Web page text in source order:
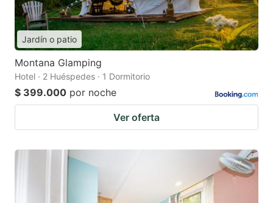
Jardín o patio
Montana Glamping
Hotel · 2 Huéspedes · 1 Dormitorio
$ 399.000 por noche
Ver oferta